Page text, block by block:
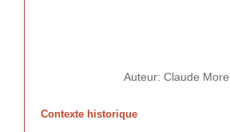
Auteur: Claude
Contexte historique